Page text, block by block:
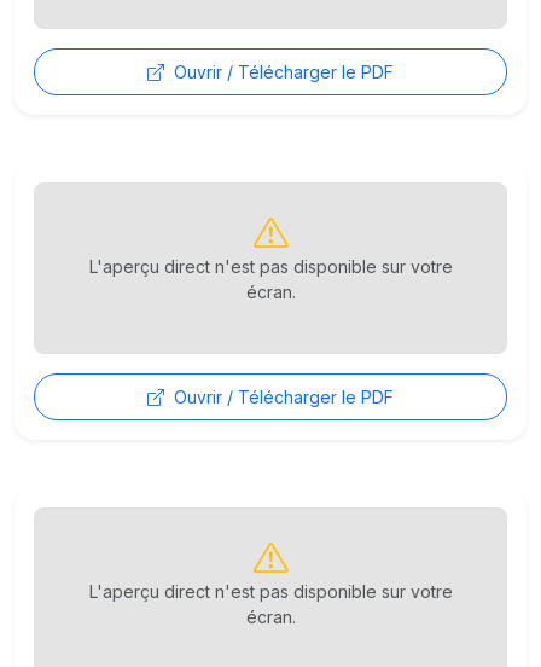
Ouvrir / Télécharger le PDF
L'aperçu direct n'est pas disponible sur votre
écran.
Ouvrir / Télécharger le PDF
L'aperçu direct n'est pas disponible sur votre
écran.